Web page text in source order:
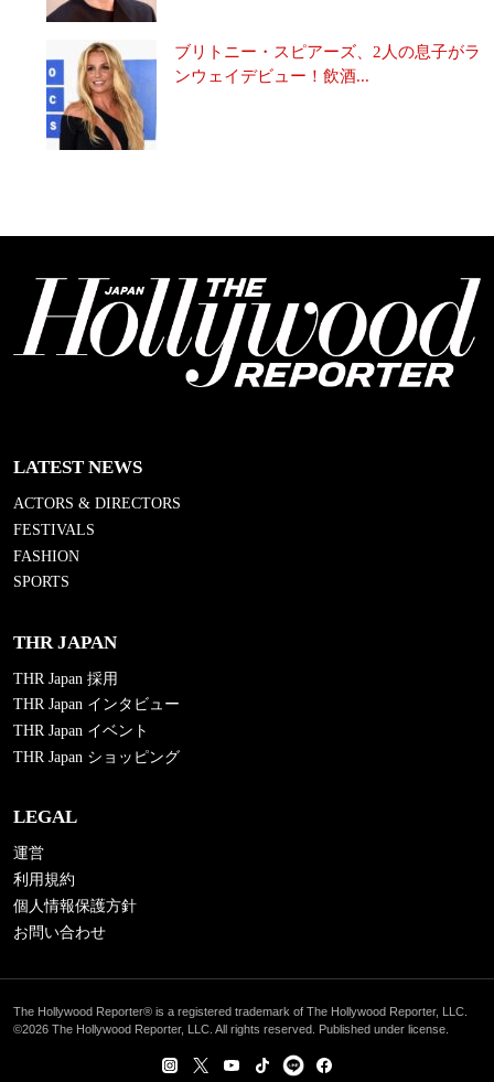
ブリトニー・スピアーズ、2人の息子がラ
ンウェイデビュー！飲酒...
LATEST NEWS
ACTORS & DIRECTORS
FESTIVALS
FASHION
SPORTS
THR JAPAN
THR Japan 採用
THR Japan インタビュー
THR Japan イベント
THR Japan ショッピング
LEGAL
運営
利用規約
個人情報保護方針
お問い合わせ
The Hollywood Reporter® is a registered trademark of The Hollywood Reporter, LLC.
©2026 The Hollywood Reporter, LLC. All rights reserved. Published under license.